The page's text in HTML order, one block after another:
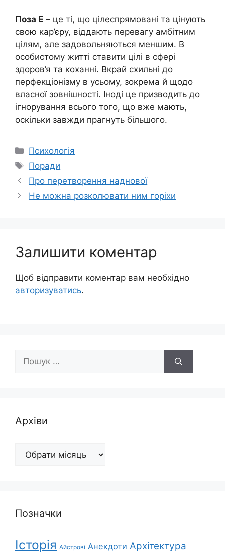
Поза Е – це ті, що цілеспрямовані та цінують
свою кар’єру, віддають перевагу амбітним
цілям, але задовольняються меншим. В
особистому житті ставити цілі в сфері
здоров’я та коханні. Вкрай схильні до
перфекціонізму в усьому, зокрема й щодо
власної зовнішності. Іноді це призводить до
ігнорування всього того, що вже мають,
оскільки завжди прагнуть більшого.
Категорії
Психологія
Позначки
Поради
Про перетворення наднової
Не можна розколювати ним горіхи
Залишити коментар
Щоб відправити коментар вам необхідно
авторизуватись.
Пошук:
Архіви
Архіви
Позначки
Історія Айстрові Анекдоти Архітектура